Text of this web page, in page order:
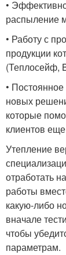
•
распыление
• Работу с
продукции
(Теплосейф,
•
новых
которые
клиентов
Утепление
отработать
работы
какую-либо
вначале
чтобы
параметрам.